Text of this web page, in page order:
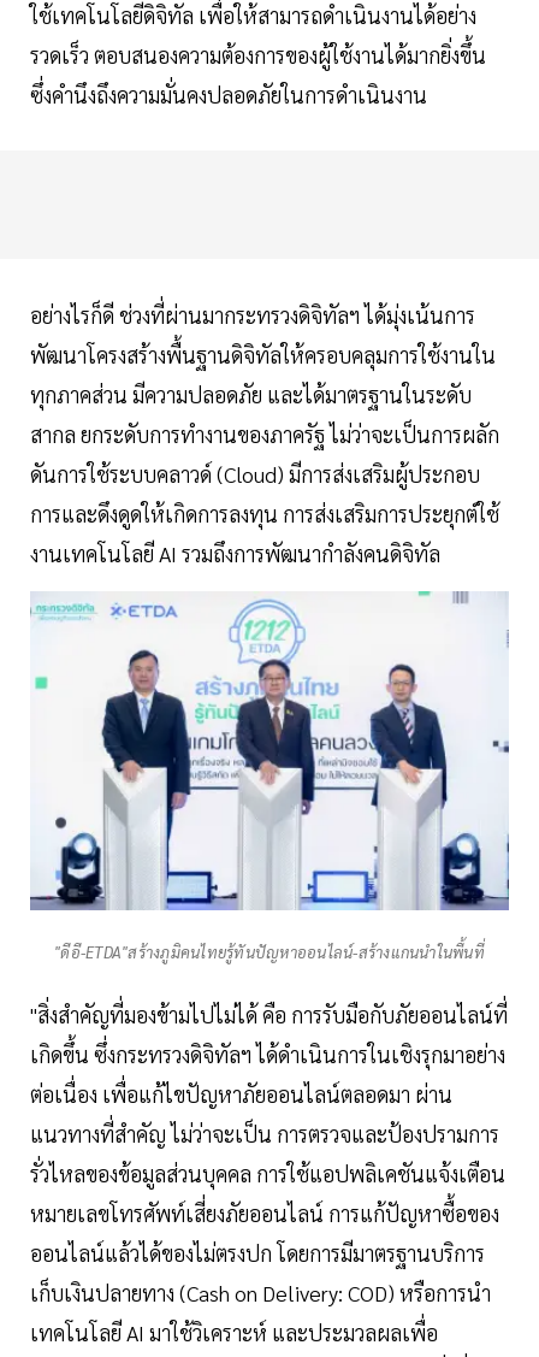
ใช้เทคโนโลยีดิจิทัล เพื่อให้สามารถดำเนินงานได้อย่าง
รวดเร็ว ตอบสนองความต้องการของผู้ใช้งานได้มากยิ่งขึ้น
ซึ่งคำนึงถึงความมั่นคงปลอดภัยในการดำเนินงาน
อย่างไรก็ดี ช่วงที่ผ่านมากระทรวงดิจิทัลฯ ได้มุ่งเน้นการ
พัฒนาโครงสร้างพื้นฐานดิจิทัลให้ครอบคลุมการใช้งานใน
ทุกภาคส่วน มีความปลอดภัย และได้มาตรฐานในระดับ
สากล ยกระดับการทำงานของภาครัฐ ไม่ว่าจะเป็นการผลัก
ดันการใช้ระบบคลาวด์ (Cloud) มีการส่งเสริมผู้ประกอบ
การและดึงดูดให้เกิดการลงทุน การส่งเสริมการประยุกต์ใช้
งานเทคโนโลยี AI รวมถึงการพัฒนากำลังคนดิจิทัล
"ดีอี-ETDA"สร้างภูมิคนไทยรู้ทันปัญหาออนไลน์-สร้างแกนนำในพื้นที่
"สิ่งสำคัญที่มองข้ามไปไม่ได้ คือ การรับมือกับภัยออนไลน์ที่
เกิดขึ้น ซึ่งกระทรวงดิจิทัลฯ ได้ดำเนินการในเชิงรุกมาอย่าง
ต่อเนื่อง เพื่อแก้ไขปัญหาภัยออนไลน์ตลอดมา ผ่าน
แนวทางที่สำคัญ ไม่ว่าจะเป็น การตรวจและป้องปรามการ
รั่วไหลของข้อมูลส่วนบุคคล การใช้แอปพลิเคชันแจ้งเตือน
หมายเลขโทรศัพท์เสี่ยงภัยออนไลน์ การแก้ปัญหาซื้อของ
ออนไลน์แล้วได้ของไม่ตรงปก โดยการมีมาตรฐานบริการ
เก็บเงินปลายทาง (Cash on Delivery: COD) หรือการนำ
เทคโนโลยี AI มาใช้วิเคราะห์ และประมวลผลเพื่อ